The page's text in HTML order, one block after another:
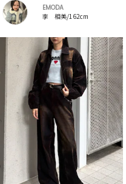
EMODA
李 相美/162cm